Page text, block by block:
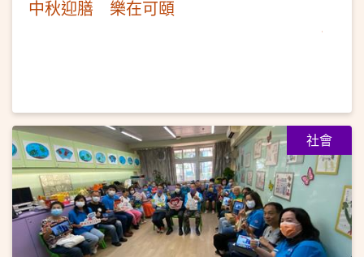
中秋迎膳 樂在可頤
社會